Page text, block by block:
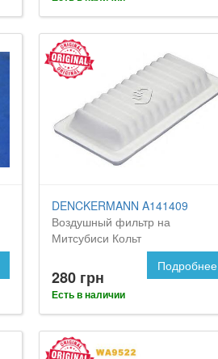
DENCKERMANN A141409
Воздушный фильтр на
Митсубиси Кольт
280 грн
Есть в наличии
Подробнее